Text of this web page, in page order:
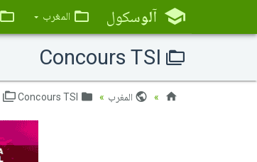
آلوسكول المغرب
المغرب Concours TSI